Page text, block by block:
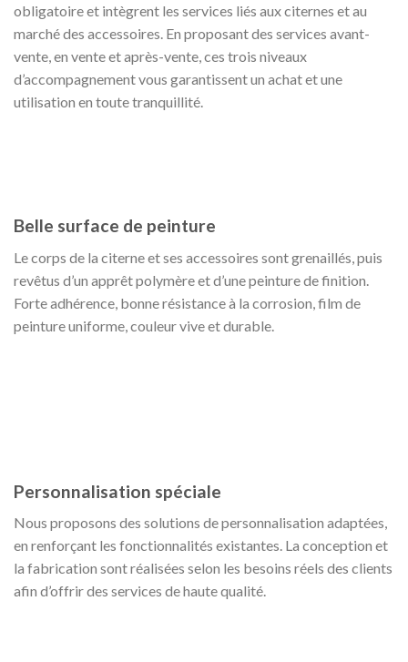
obligatoire et intègrent les services liés aux citernes et au
marché des accessoires. En proposant des services avant-
vente, en vente et après-vente, ces trois niveaux
d’accompagnement vous garantissent un achat et une
utilisation en toute tranquillité.
Belle surface de peinture
Le corps de la citerne et ses accessoires sont grenaillés, puis
revêtus d’un apprêt polymère et d’une peinture de finition.
Forte adhérence, bonne résistance à la corrosion, film de
peinture uniforme, couleur vive et durable.
Personnalisation spéciale
Nous proposons des solutions de personnalisation adaptées,
en renforçant les fonctionnalités existantes. La conception et
la fabrication sont réalisées selon les besoins réels des clients
afin d’offrir des services de haute qualité.